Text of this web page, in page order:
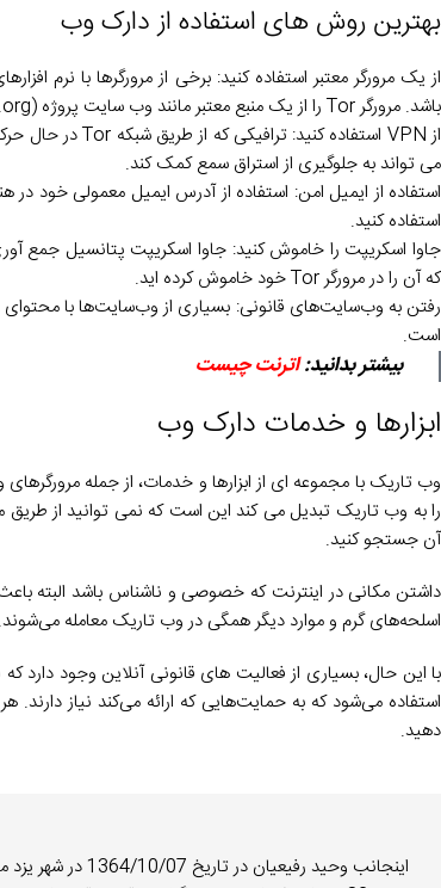
بهترین روش های استفاده از دارک وب
باشد. مرورگر Tor را از یک منبع معتبر مانند وب سایت پروژه Tor (torproject.org) دریافت کنید.
می تواند به جلوگیری از استراق سمع کمک کند.
استفاده کنید.
که آن را در مرورگر Tor خود خاموش کرده اید.
رفتن به وب‌سایت‌های قانونی: بسیاری از وب‌سایت‌ها با محتوای
است.
بیشتر بدانید:اترنت چیست
ابزارها و خدمات دارک وب
وب تاریک با مجموعه ای از ابزارها و خدمات، از جمله
را به وب تاریک تبدیل می کند این است که نمی توانید از
آن جستجو کنید.
داشتن مکانی در اینترنت که خصوصی و ناشناس باشد البته
اسلحه‌های گرم و موارد دیگر همگی در وب تاریک معامله
با این حال، بسیاری از فعالیت های قانونی آنلاین وجود
استفاده می‌شود که به حمایت‌هایی که ارائه می‌کند نیاز دارند.
دهید.
اینجانب وحید